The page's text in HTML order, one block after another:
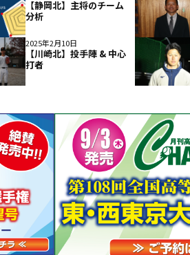
【静岡北】主将のチーム
分析
2025年2月10日
【川崎北】投手陣 & 中心
打者